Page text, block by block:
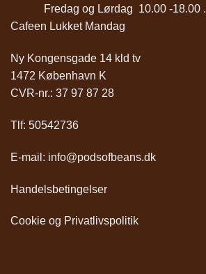
Fredag og Lørdag 10.00 -18.00 .
Cafeen Lukket Mandag
Ny Kongensgade 14 kld tv
1472 København K
CVR-nr.: 37 97 87 28
Tlf: 50542736
E-mail: info@podsofbeans.dk
Handelsbetingelser
Cookie og Privatlivspolitik